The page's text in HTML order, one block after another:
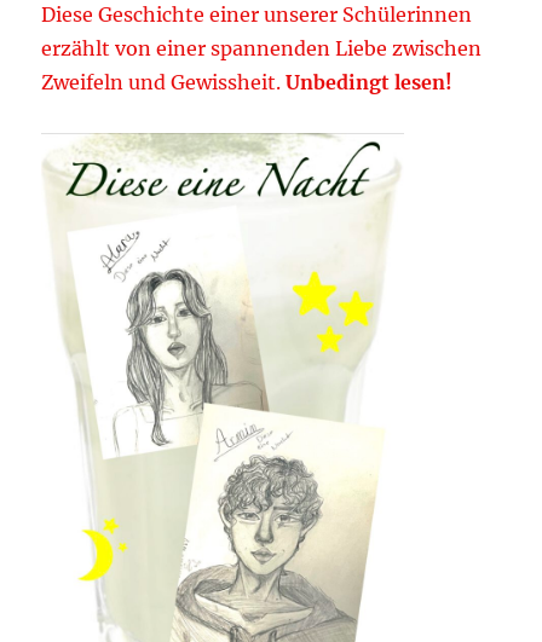
Diese Geschichte einer unserer Schülerinnen
erzählt von einer spannenden Liebe zwischen
Zweifeln und Gewissheit.Unbedingt lesen!